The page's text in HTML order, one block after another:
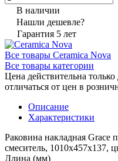
В наличии
Нашли дешевле?
Гарантия 5 лет
Все товары Ceramica Nova
Все товары категории
Цена действительна
отличаться от цен в
Описание
Характеристики
Раковина накладная Grace
смеситель, 1010x457x137,
Длина (мм)